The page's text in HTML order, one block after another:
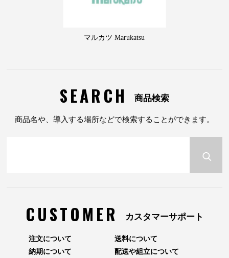
マルカツ Marukatsu
SEARCH 商品検索
商品名や、導入する場所などで検索することができます。
CUSTOMER カスタマーサポート
注文について
納期について
送料について
配送や組立について